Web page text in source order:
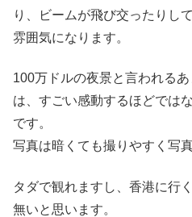
り、ビームが飛び交ったりし
雰囲気になります。
100万ドルの夜景と言われる
は、すごい感動するほどでは
です。
写真は暗くても撮りやすく写
タダで観れますし、香港に行
無いと思います。